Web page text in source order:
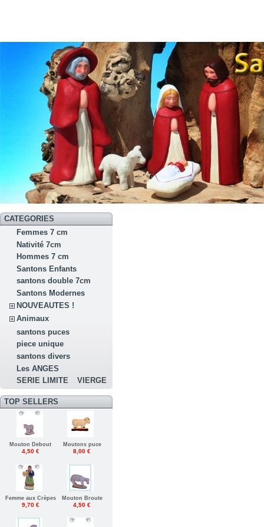
CATEGORIES
Femmes 7 cm
Nativité 7cm
Hommes 7 cm
Santons Enfants
santons double 7cm
Santons Modernes
NOUVEAUTES !
Animaux
santons puces
piece unique
santons divers
Les ANGES
SERIE LIMITE
VIERGE
TOP SELLERS
Mouton Debout
4,50 €
Moutons puce
8,00 €
Femme aux Crèpes
9,70 €
Mouton Broute
4,50 €